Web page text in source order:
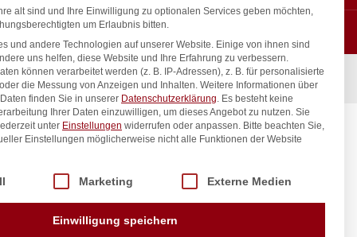
ø145mm
inkl. / exkl. MwSt.
alt sind und Ihre Einwilligung zu optionalen Services geben möchten,
um Erlaubnis bitten.
und andere Technologien auf unserer Website. Einige von ihnen sind
uns helfen, diese Website und Ihre Erfahrung zu verbessern.
können verarbeitet werden (z. B. IP-Adressen), z. B. für personalisierte
die Messung von Anzeigen und Inhalten. Weitere Informationen über
finden Sie in unserer Datenschutzerklärung. Es besteht keine
Ihrer Daten einzuwilligen, um dieses Angebot zu nutzen. Sie
unter Einstellungen widerrufen oder anpassen. Bitte beachten Sie,
Einstellungen möglicherweise nicht alle Funktionen der Website
Service-Gruppen, für die eine Einwilligung erteilt werden kann.
Marketing Externe Medien
Einwilligung speichern